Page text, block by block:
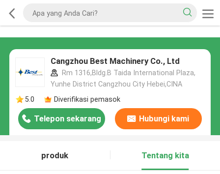
Cangzhou Best Machinery Co., Ltd
Rm 1316,Bldg.B Taida International Plaza,
Yunhe District Cangzhou City Hebei,CINA
5.0
Diverifikasi pemasok
Telepon sekarang Hubungi kami
produk Tentang kita